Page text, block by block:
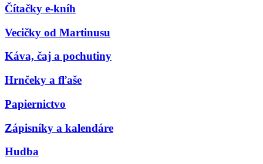
Čítačky e-kníh
Vecičky od Martinusu
Káva, čaj a pochutiny
Hrnčeky a fľaše
Papiernictvo
Zápisníky a kalendáre
Hudba